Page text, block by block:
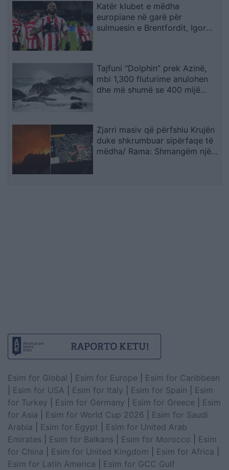
Katër klubet e mëdha
europiane në garë për
sulmuesin e Brentfordit, Igor
Tajfuni “Dolphin” prek Azinë,
mbi 1,300 fluturime anulohen
dhe më shumë se 400 mijë
Zjarri masiv që përfshiu Krujën
duke shkrumbuar sipërfaqe të
mëdha/ Rama: Shmangëm një
Esim for Global Esim for Europe
Esim for Caribbean
Esim for USA Esim for Italy Esim for Spain
Esim
for Turkey
Esim for Germany Esim for Greece
Esim
for Asia
Esim for World Cup 2026
Esim for Saudi
Arabia
Esim for Egypt
Esim for United Arab
Emirates
Esim for Balkans Esim for Morocco
Esim
for China
Esim for United Kingdom Esim for Africa
Esim for Latin America
Esim for GCC Gulf